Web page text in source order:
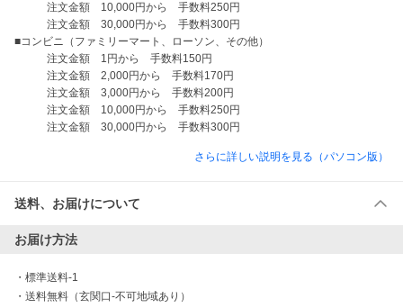
注文金額　10,000円から　手数料250円
注文金額　30,000円から　手数料300円
■コンビニ（ファミリーマート、ローソン、その他）
注文金額　1円から　手数料150円
注文金額　2,000円から　手数料170円
注文金額　3,000円から　手数料200円
注文金額　10,000円から　手数料250円
注文金額　30,000円から　手数料300円
さらに詳しい説明を見る（パソコン版）
送料、お届けについて
お届け方法
・ 標準送料-1
・ 送料無料（玄関口-不可地域あり）